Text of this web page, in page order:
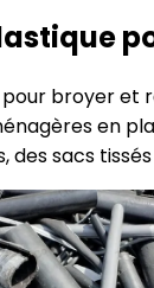
broyer et
en
sacs